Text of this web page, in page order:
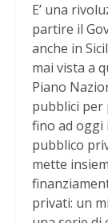
E’ una
partire il
anche in
mai vista a
Piano
pubblici per
fino ad oggi
pubblico
mette
privati: un